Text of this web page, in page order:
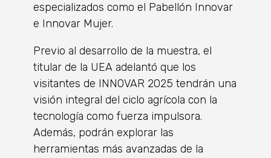
especializados como el Pabellón Innovar
e Innovar Mujer.
Previo al desarrollo de la muestra, el
titular de la UEA adelantó que los
visitantes de INNOVAR 2025 tendrán una
visión integral del ciclo agrícola con la
tecnología como fuerza impulsora.
Además, podrán explorar las
herramientas más avanzadas de la